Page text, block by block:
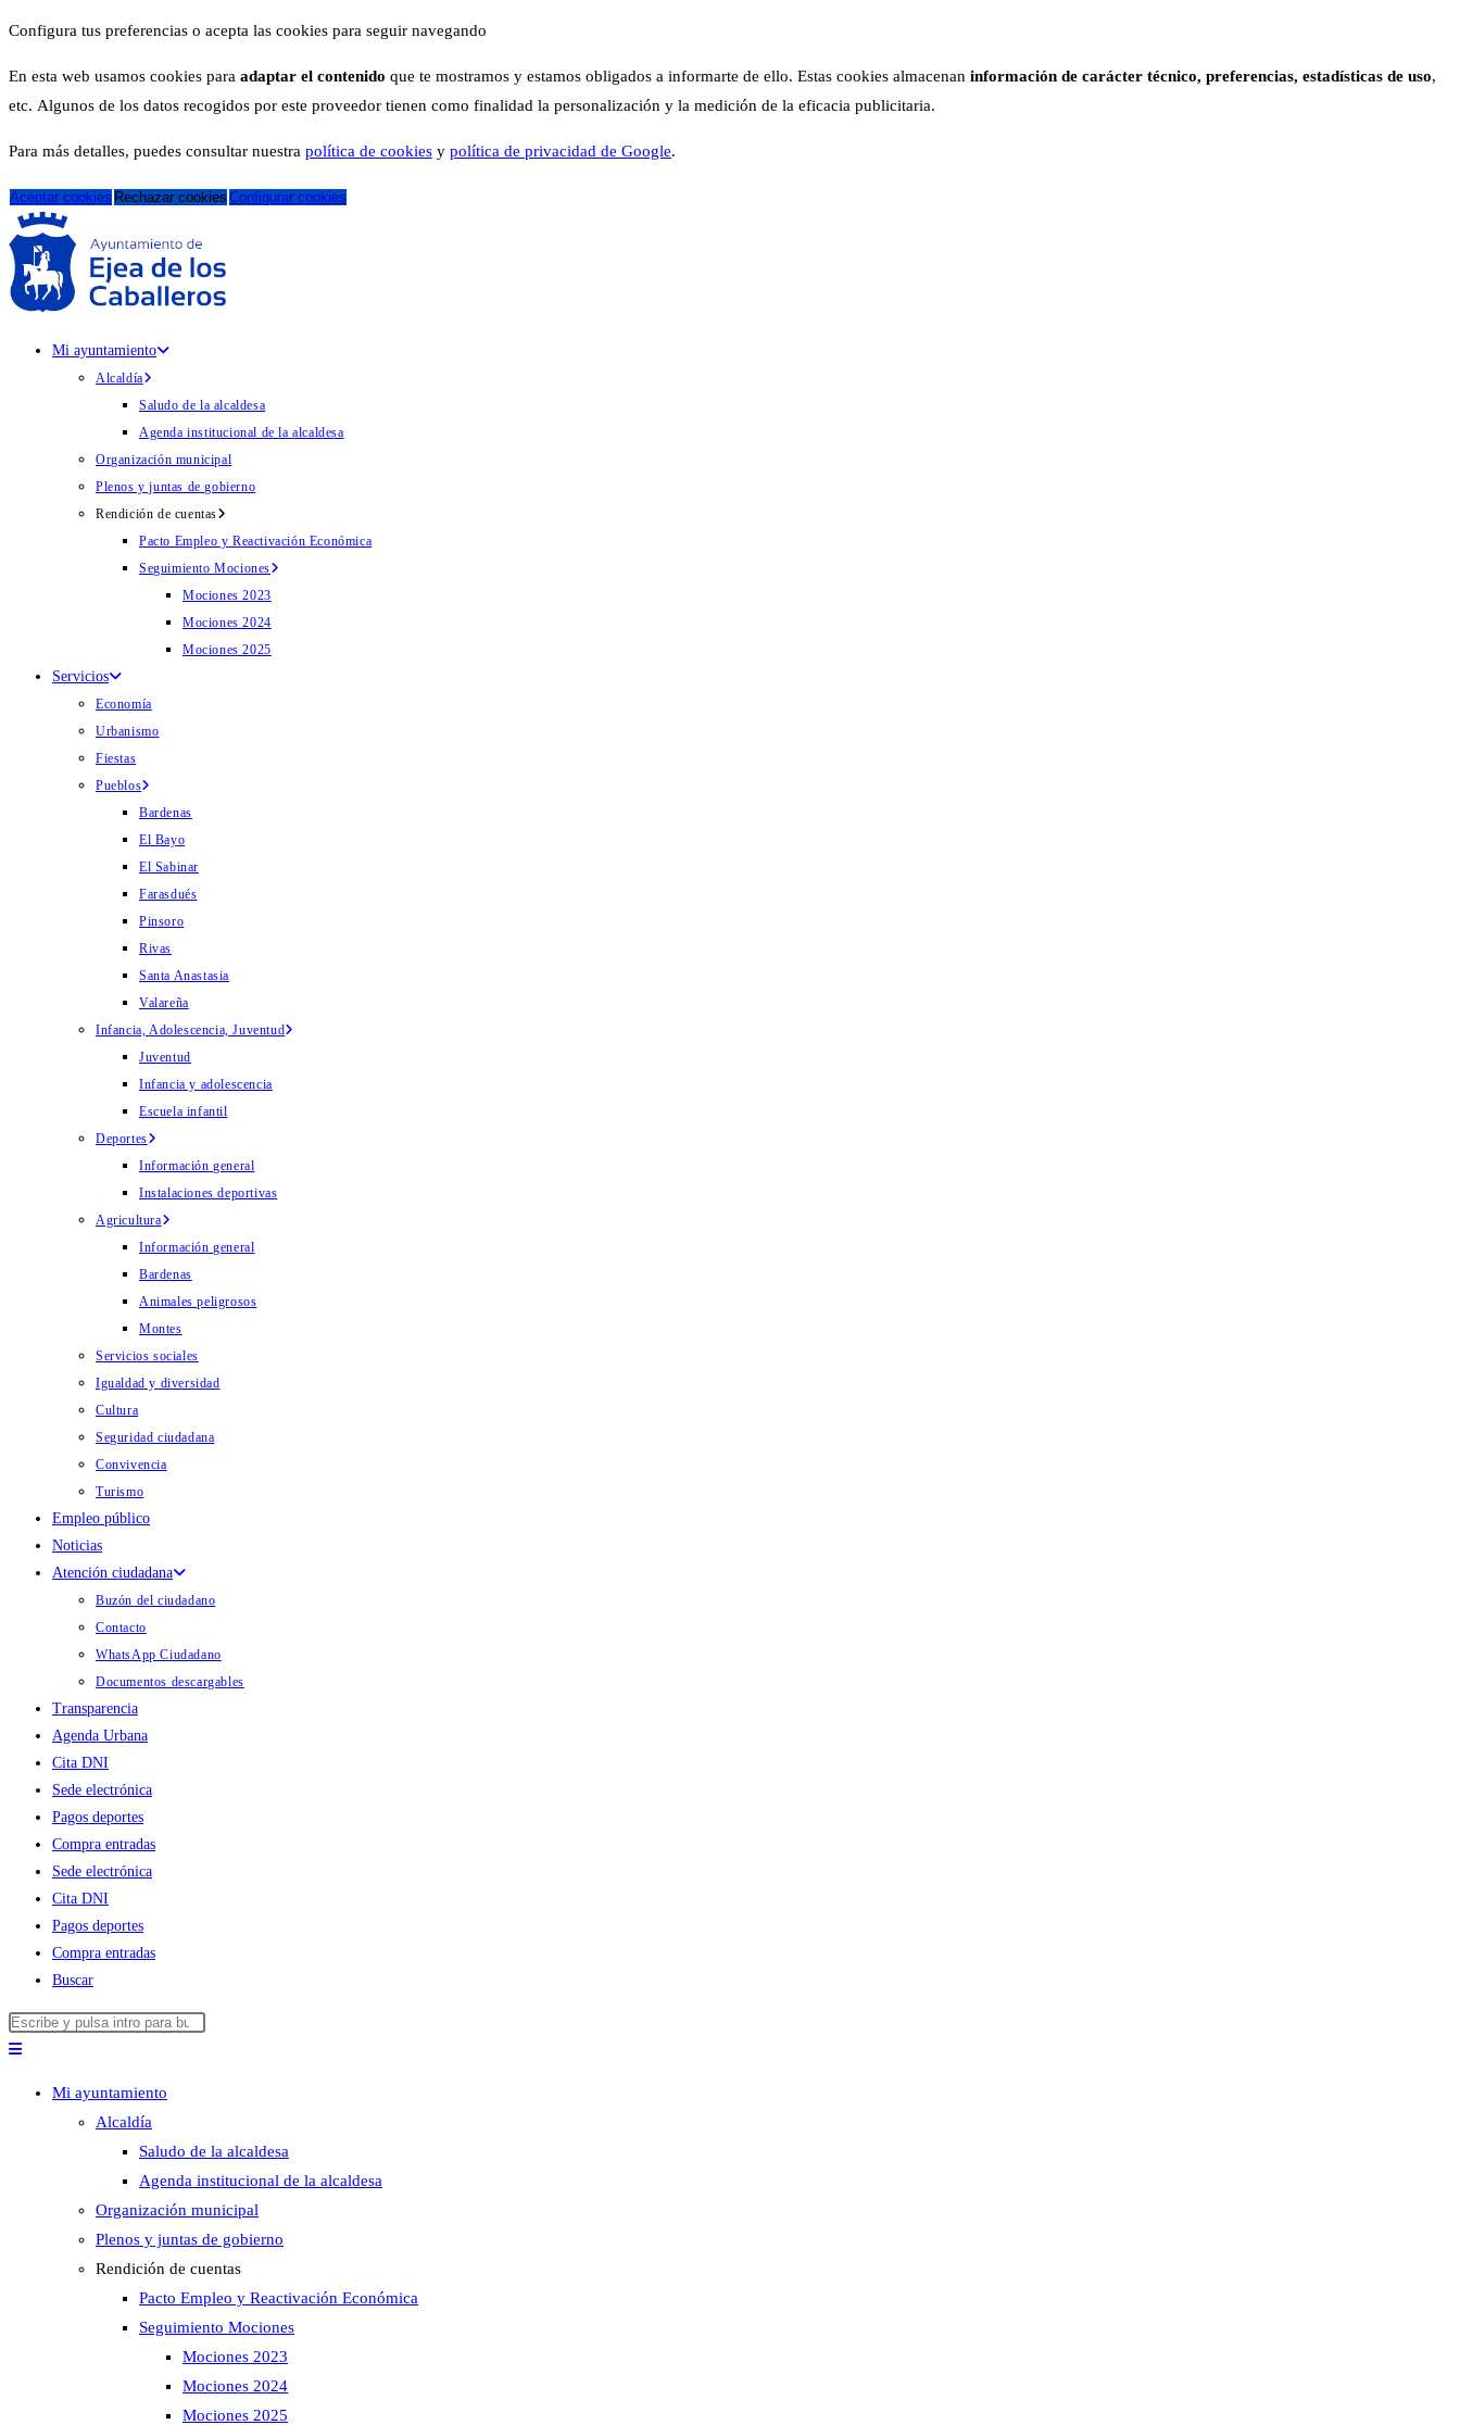
Configura tus preferencias o acepta las cookies para seguir navegando
En esta web usamos cookies para adaptar el contenido que te mostramos y estamos obligados a informarte de ello. Estas cookies almacenan información de carácter técnico, preferencias, estadísticas de uso,
etc. Algunos de los datos recogidos por este proveedor tienen como finalidad la personalización y la medición de la eficacia publicitaria.
Para más detalles, puedes consultar nuestra política de cookies y política de privacidad de Google.
Aceptar cookies Rechazar cookies Configurar cookies
Mi ayuntamiento
Alcaldía
Saludo de la alcaldesa
Agenda institucional de la alcaldesa
Organización municipal
Plenos y juntas de gobierno
Rendición de cuentas
Pacto Empleo y Reactivación Económica
Seguimiento Mociones
Mociones 2023
Mociones 2024
Mociones 2025
Servicios
Economía
Urbanismo
Fiestas
Pueblos
Bardenas
El Bayo
El Sabinar
Farasdués
Pinsoro
Rivas
Santa Anastasia
Valareña
Infancia, Adolescencia, Juventud
Juventud
Infancia y adolescencia
Escuela infantil
Deportes
Información general
Instalaciones deportivas
Agricultura
Información general
Bardenas
Animales peligrosos
Montes
Servicios sociales
Igualdad y diversidad
Cultura
Seguridad ciudadana
Convivencia
Turismo
Empleo público
Noticias
Atención ciudadana
Buzón del ciudadano
Contacto
WhatsApp Ciudadano
Documentos descargables
Transparencia
Agenda Urbana
Cita DNI
Sede electrónica
Pagos deportes
Compra entradas
Sede electrónica
Cita DNI
Pagos deportes
Compra entradas
Buscar
Buscar
en
panel
de
búsqueda.
Mi ayuntamiento
Alcaldía
Saludo de la alcaldesa
Agenda institucional de la alcaldesa
Organización municipal
Plenos y juntas de gobierno
Rendición de cuentas
Pacto Empleo y Reactivación Económica
Seguimiento Mociones
Mociones 2023
Mociones 2024
Mociones 2025